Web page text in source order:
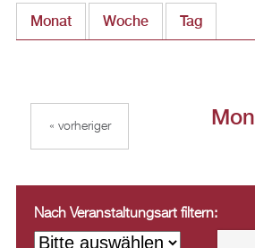
Monat Woche Tag(aktiver
« vorheriger
Nach Veranstaltungsart filtern: